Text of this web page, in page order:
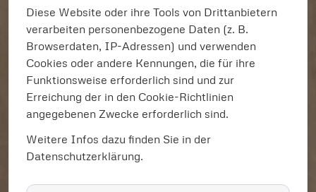
Unsere Leistungen:
Tische und Theken Unikate(Schwerpunkt)
Massivholz Holzhandel
Mobiles Sägewerk
Baumfällungen/Baumpflege
Ausbildungen/Weiterbildungen:
Diese Website oder ihre Tools von Drittanbietern
verarbeiten personenbezogene Daten (z. B.
Browserdaten, IP-Adressen) und verwenden
Cookies oder andere Kennungen, die für ihre
Funktionsweise erforderlich sind und zur
Erreichung der in den Cookie-Richtlinien
angegebenen Zwecke erforderlich sind.
Weitere Infos dazu finden Sie in der
Datenschutzerklärung.